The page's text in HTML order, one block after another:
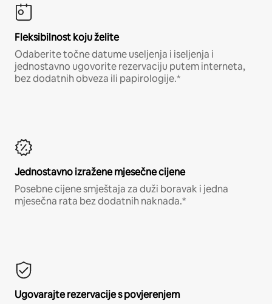
Fleksibilnost koju želite
Odaberite točne datume useljenja i iseljenja i
jednostavno ugovorite rezervaciju putem interneta,
bez dodatnih obveza ili papirologije.*
Jednostavno izražene mjesečne cijene
Posebne cijene smještaja za duži boravak i jedna
mjesečna rata bez dodatnih naknada.*
Ugovarajte rezervacije s povjerenjem